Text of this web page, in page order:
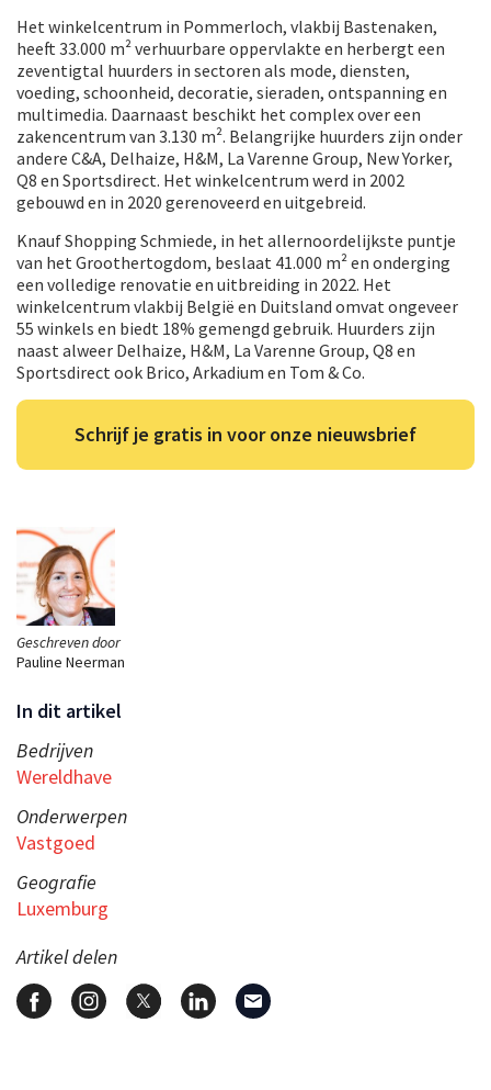
Geschreven door
Pauline Neerman
In dit artikel
Bedrijven
Wereldhave
Onderwerpen
Vastgoed
Geografie
Luxemburg
Artikel delen
Het winkelcentrum in Pommerloch, vlakbij Bastenaken,
heeft 33.000 m² verhuurbare oppervlakte en herbergt een
zeventigtal huurders in sectoren als mode, diensten,
voeding, schoonheid, decoratie, sieraden, ontspanning en
multimedia. Daarnaast beschikt het complex over een
zakencentrum van 3.130 m². Belangrijke huurders zijn onder
andere C&A, Delhaize, H&M, La Varenne Group, New Yorker,
Q8 en Sportsdirect. Het winkelcentrum werd in 2002
gebouwd en in 2020 gerenoveerd en uitgebreid.
Knauf Shopping Schmiede, in het allernoordelijkste puntje
van het Groothertogdom, beslaat 41.000 m² en onderging
een volledige renovatie en uitbreiding in 2022. Het
winkelcentrum vlakbij België en Duitsland omvat ongeveer
55 winkels en biedt 18% gemengd gebruik. Huurders zijn
naast alweer Delhaize, H&M, La Varenne Group, Q8 en
Sportsdirect ook Brico, Arkadium en Tom & Co.
Schrijf je gratis in voor onze nieuwsbrief